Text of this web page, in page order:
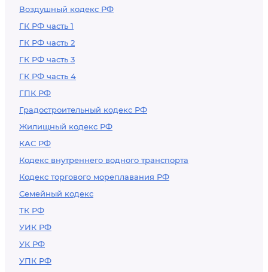
Воздушный кодекс РФ
ГК РФ часть 1
ГК РФ часть 2
ГК РФ часть 3
ГК РФ часть 4
ГПК РФ
Градостроительный кодекс РФ
Жилищный кодекс РФ
КАС РФ
Кодекс внутреннего водного транспорта
Кодекс торгового мореплавания РФ
Семейный кодекс
ТК РФ
УИК РФ
УК РФ
УПК РФ